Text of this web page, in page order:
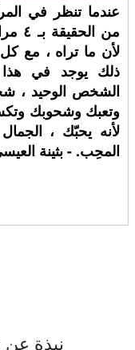
عندما تنظر في
من
لأن ما تراه ، مع
ذلك يوجد في
الشخص الوحيد ،
وتعبك وشحوبك
لأنه يحبّك ،
المحِب. - بثينة
نبذة